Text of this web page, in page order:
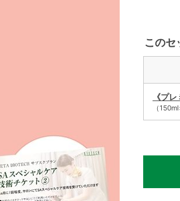
このセ
《プ
（